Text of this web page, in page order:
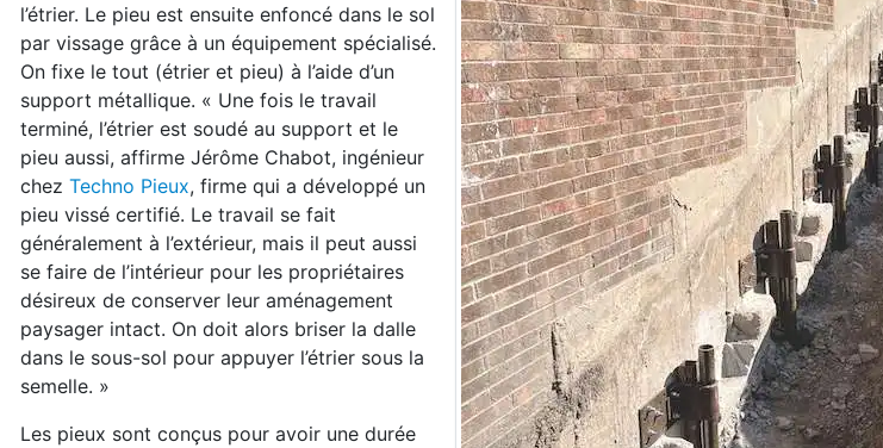
l’étrier. Le pieu est ensuite enfoncé dans le sol
par vissage grâce à un équipement spécialisé.
On fixe le tout (étrier et pieu) à l’aide d’un
support métallique. « Une fois le travail
terminé, l’étrier est soudé au support et le
pieu aussi, affirme Jérôme Chabot, ingénieur
chez Techno Pieux, firme qui a développé un
pieu vissé certifié. Le travail se fait
généralement à l’extérieur, mais il peut aussi
se faire de l’intérieur pour les propriétaires
désireux de conserver leur aménagement
paysager intact. On doit alors briser la dalle
dans le sous-sol pour appuyer l’étrier sous la
semelle. »
Les pieux sont conçus pour avoir une durée